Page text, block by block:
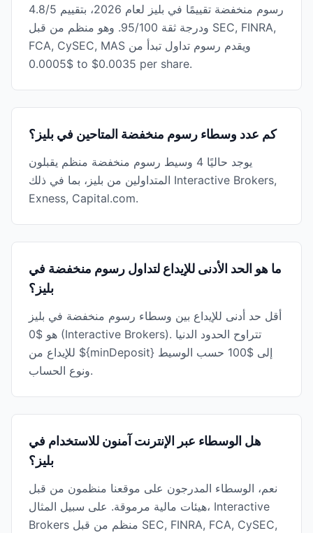
رسوم منخفضة تقييمًا في بليز لعام 2026، بتقييم 4.8/5
ودرجة ثقة 95/100. وهو منظم من قبل SEC, FINRA,
FCA, CySEC, MAS ويقدم رسوم تداول تبدأ من
$0.0005 to $0.0035 per share.
كم عدد وسطاء رسوم منخفضة المتاحين في بليز؟
يوجد حاليًا 4 وسيط رسوم منخفضة منظم يقبلون
المتداولين من بليز، بما في ذلك Interactive Brokers,
Exness, Capital.com.
ما هو الحد الأدنى للإيداع لتداول رسوم منخفضة في
بليز؟
أقل حد أدنى للإيداع بين وسطاء رسوم منخفضة في بليز
هو $0 (Interactive Brokers). تتراوح الحدود الدنيا
للإيداع من ${minDeposit} إلى $100 حسب الوسيط
ونوع الحساب.
هل الوسطاء عبر الإنترنت آمنون للاستخدام في
بليز؟
نعم، الوسطاء المدرجون على موقعنا منظمون من قبل
هيئات مالية مرموقة. على سبيل المثال، Interactive
Brokers منظم من قبل SEC, FINRA, FCA, CySEC,